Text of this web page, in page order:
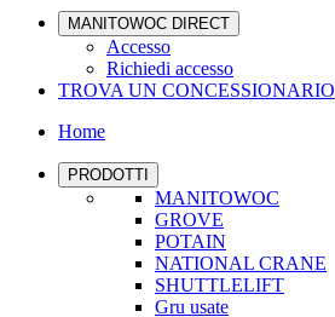
MANITOWOC DIRECT
Accesso
Richiedi accesso
TROVA UN CONCESSIONARIO
Home
PRODOTTI
MANITOWOC
GROVE
POTAIN
NATIONAL CRANE
SHUTTLELIFT
Gru usate